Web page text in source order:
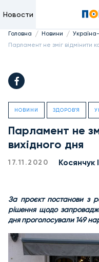
Новости
Головна / Новини /
Парламент не зміг відмінити
НОВИНИ ЗДОРОВ'Я
Парламент не
вихідного дня
17.11.2020 Косянчук
За проєкт постанови з
рішення щодо
дня проголосували 149